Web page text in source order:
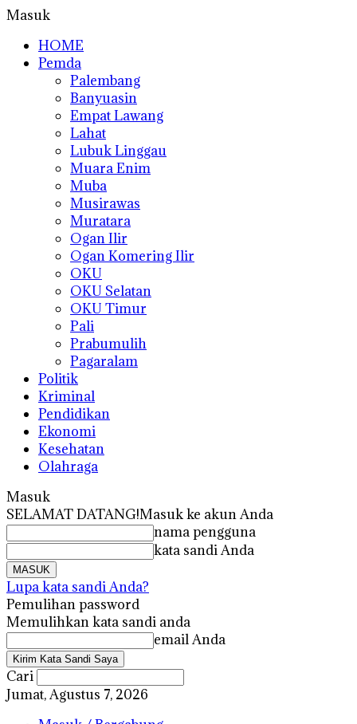
Masuk
HOME
Pemda
Palembang
Banyuasin
Empat Lawang
Lahat
Lubuk Linggau
Muara Enim
Muba
Musirawas
Muratara
Ogan Ilir
Ogan Komering Ilir
OKU
OKU Selatan
OKU Timur
Pali
Prabumulih
Pagaralam
Politik
Kriminal
Pendidikan
Ekonomi
Kesehatan
Olahraga
Masuk
SELAMAT DATANG!Masuk ke akun Anda
nama pengguna
kata sandi Anda
Lupa kata sandi Anda?
Pemulihan password
Memulihkan kata sandi anda
email Anda
Cari
Jumat, Agustus 7, 2026